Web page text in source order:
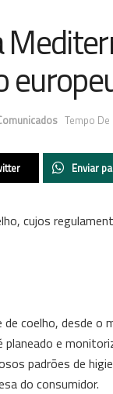
Tempo
Enviar
cujos
coelho, desde
planeado e
padrões de
do consumidor.